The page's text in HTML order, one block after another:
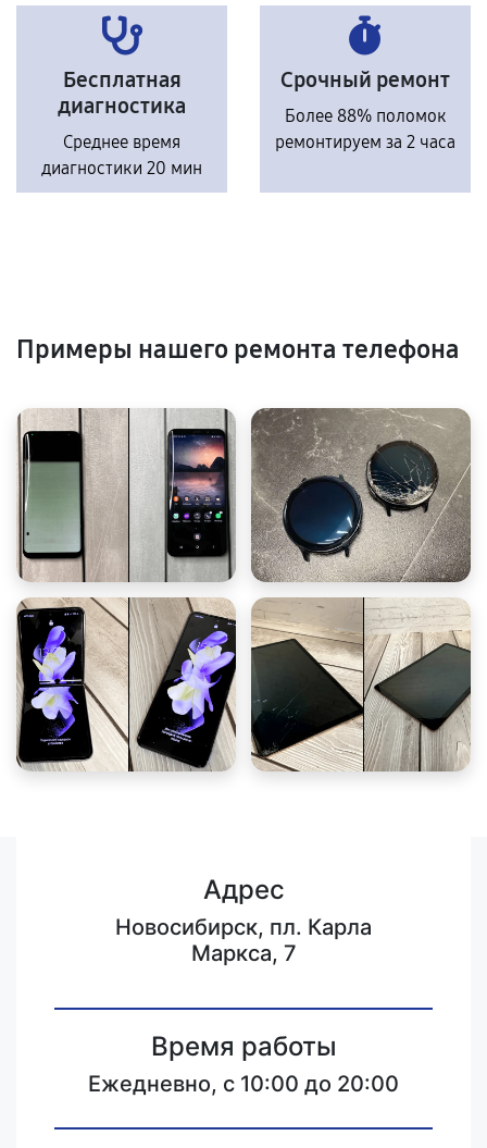
Бесплатная
диагностика
Среднее время
диагностики 20 мин
Срочный ремонт
Более 88% поломок
ремонтируем за 2 часа
Примеры нашего ремонта телефона
Адрес
Новосибирск, пл. Карла
Маркса, 7
Время работы
Ежедневно, с 10:00 до 20:00